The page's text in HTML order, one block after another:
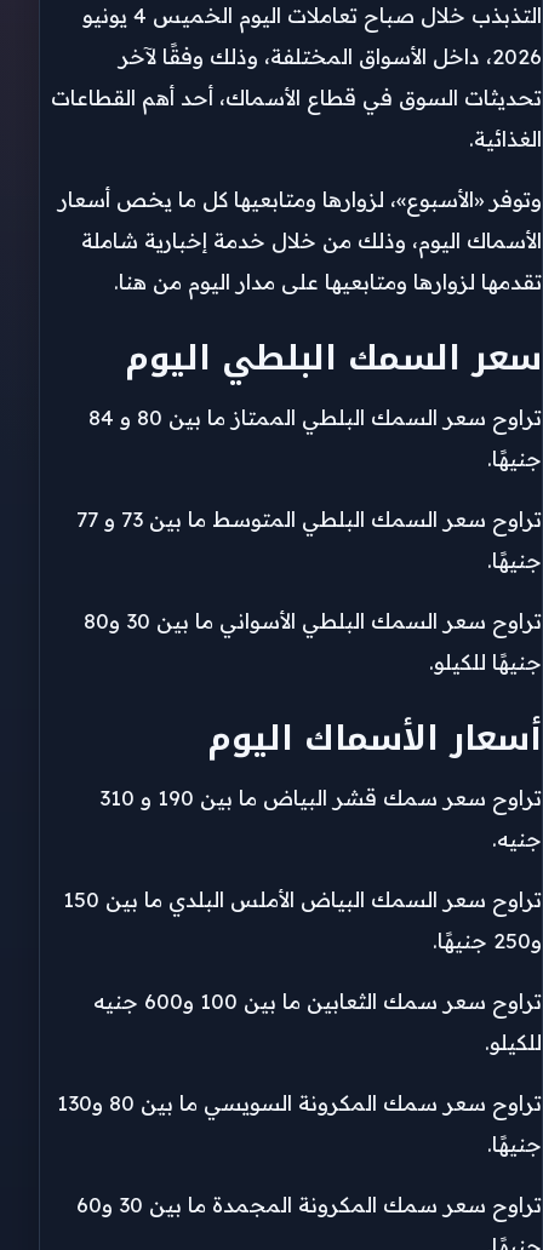
أسعار الجمبري اليوم
التذبذب خلال صباح تعاملات اليوم الخميس 4 يونيو
2026، داخل الأسواق المختلفة، وذلك وفقًا لآخر
تحديثات السوق في قطاع الأسماك، أحد أهم القطاعات
الغذائية.
وتوفر «الأسبوع»، لزوارها ومتابعيها كل ما يخص أسعار
الأسماك اليوم، وذلك من خلال خدمة إخبارية شاملة
تقدمها لزوارها ومتابعيها على مدار اليوم من هنا.
سعر السمك البلطي اليوم
تراوح سعر السمك البلطي الممتاز ما بين 80 و 84
جنيهًا.
تراوح سعر السمك البلطي المتوسط ما بين 73 و 77
جنيهًا.
تراوح سعر السمك البلطي الأسواني ما بين 30 و80
جنيهًا للكيلو.
أسعار الأسماك اليوم
تراوح سعر سمك قشر البياض ما بين 190 و 310
جنيه.
تراوح سعر السمك البياض الأملس البلدي ما بين 150
و250 جنيهًا.
تراوح سعر سمك الثعابين ما بين 100 و600 جنيه
للكيلو.
تراوح سعر سمك المكرونة السويسي ما بين 80 و130
جنيهًا.
تراوح سعر سمك المكرونة المجمدة ما بين 30 و60